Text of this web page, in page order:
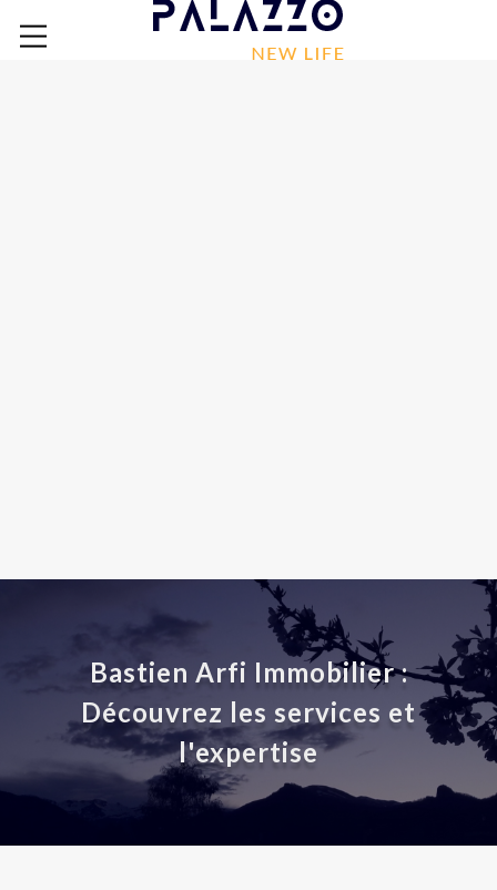
Bastien Arfi Immobilier :
Découvrez les services et
l'expertise